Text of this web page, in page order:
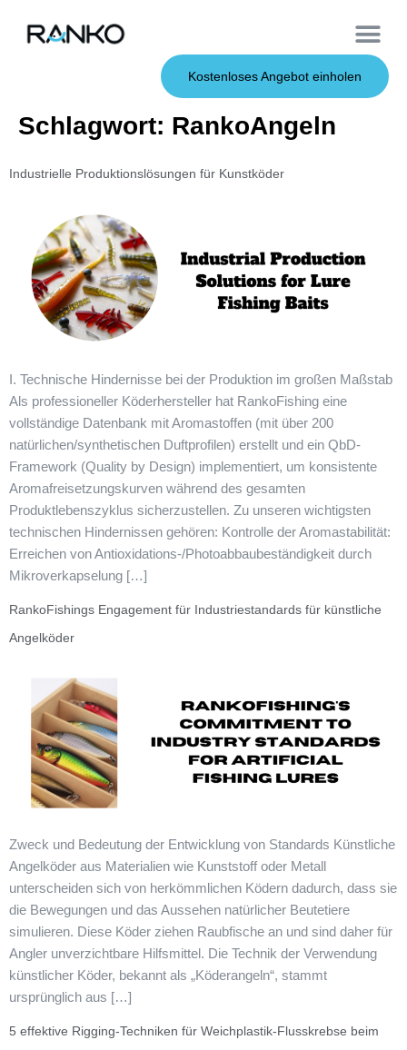
Kostenloses Angebot einholen
Schlagwort: RankoAngeln
Industrielle Produktionslösungen für Kunstköder
I. Technische Hindernisse bei der Produktion im großen Maßstab
Als professioneller Köderhersteller hat RankoFishing eine
vollständige Datenbank mit Aromastoffen (mit über 200
natürlichen/synthetischen Duftprofilen) erstellt und ein QbD-
Framework (Quality by Design) implementiert, um konsistente
Aromafreisetzungskurven während des gesamten
Produktlebenszyklus sicherzustellen. Zu unseren wichtigsten
technischen Hindernissen gehören: Kontrolle der Aromastabilität:
Erreichen von Antioxidations-/Photoabbaubeständigkeit durch
Mikroverkapselung […]
RankoFishings Engagement für Industriestandards für künstliche
Angelköder
Zweck und Bedeutung der Entwicklung von Standards Künstliche
Angelköder aus Materialien wie Kunststoff oder Metall
unterscheiden sich von herkömmlichen Ködern dadurch, dass sie
die Bewegungen und das Aussehen natürlicher Beutetiere
simulieren. Diese Köder ziehen Raubfische an und sind daher für
Angler unverzichtbare Hilfsmittel. Die Technik der Verwendung
künstlicher Köder, bekannt als „Köderangeln“, stammt
ursprünglich aus […]
5 effektive Rigging-Techniken für Weichplastik-Flusskrebse beim